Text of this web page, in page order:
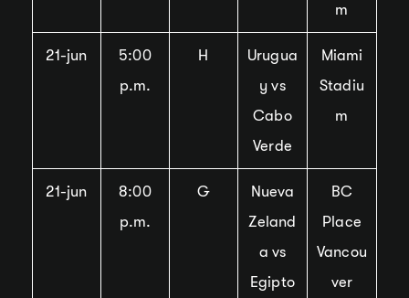
m
21-jun
5:00
p.m.
H
Urugua
y vs
Cabo
Verde
Miami
Stadiu
m
21-jun
8:00
p.m.
G
Nueva
Zeland
a vs
Egipto
BC
Place
Vancou
ver